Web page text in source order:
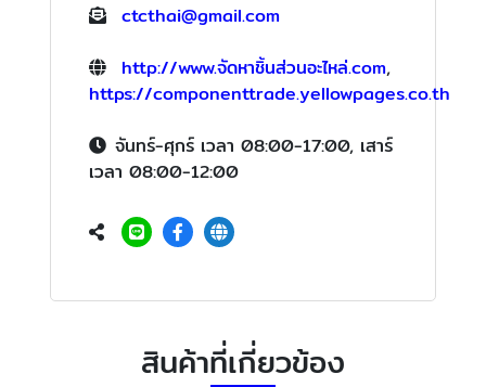
ctcthai@gmail.com
http://www.จัดหาชิ้นส่วนอะไหล่.com,
https://componenttrade.yellowpages.co.th
จันทร์-ศุกร์ เวลา 08:00-17:00, เสาร์
เวลา 08:00-12:00
สินค้าที่เกี่ยวข้อง